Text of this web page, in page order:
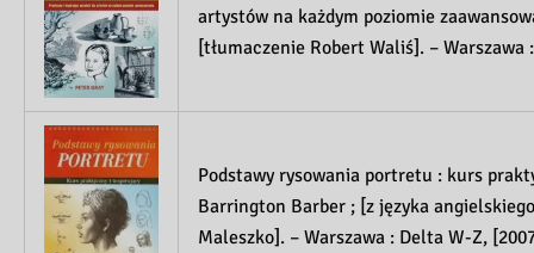
artystów na każdym poziomie
[tłumaczenie Robert Waliś]. – Warszawa
Podstawy rysowania portretu : kurs
Barrington Barber ; [z języka
Maleszko]. – Warszawa : Delta W-Z,